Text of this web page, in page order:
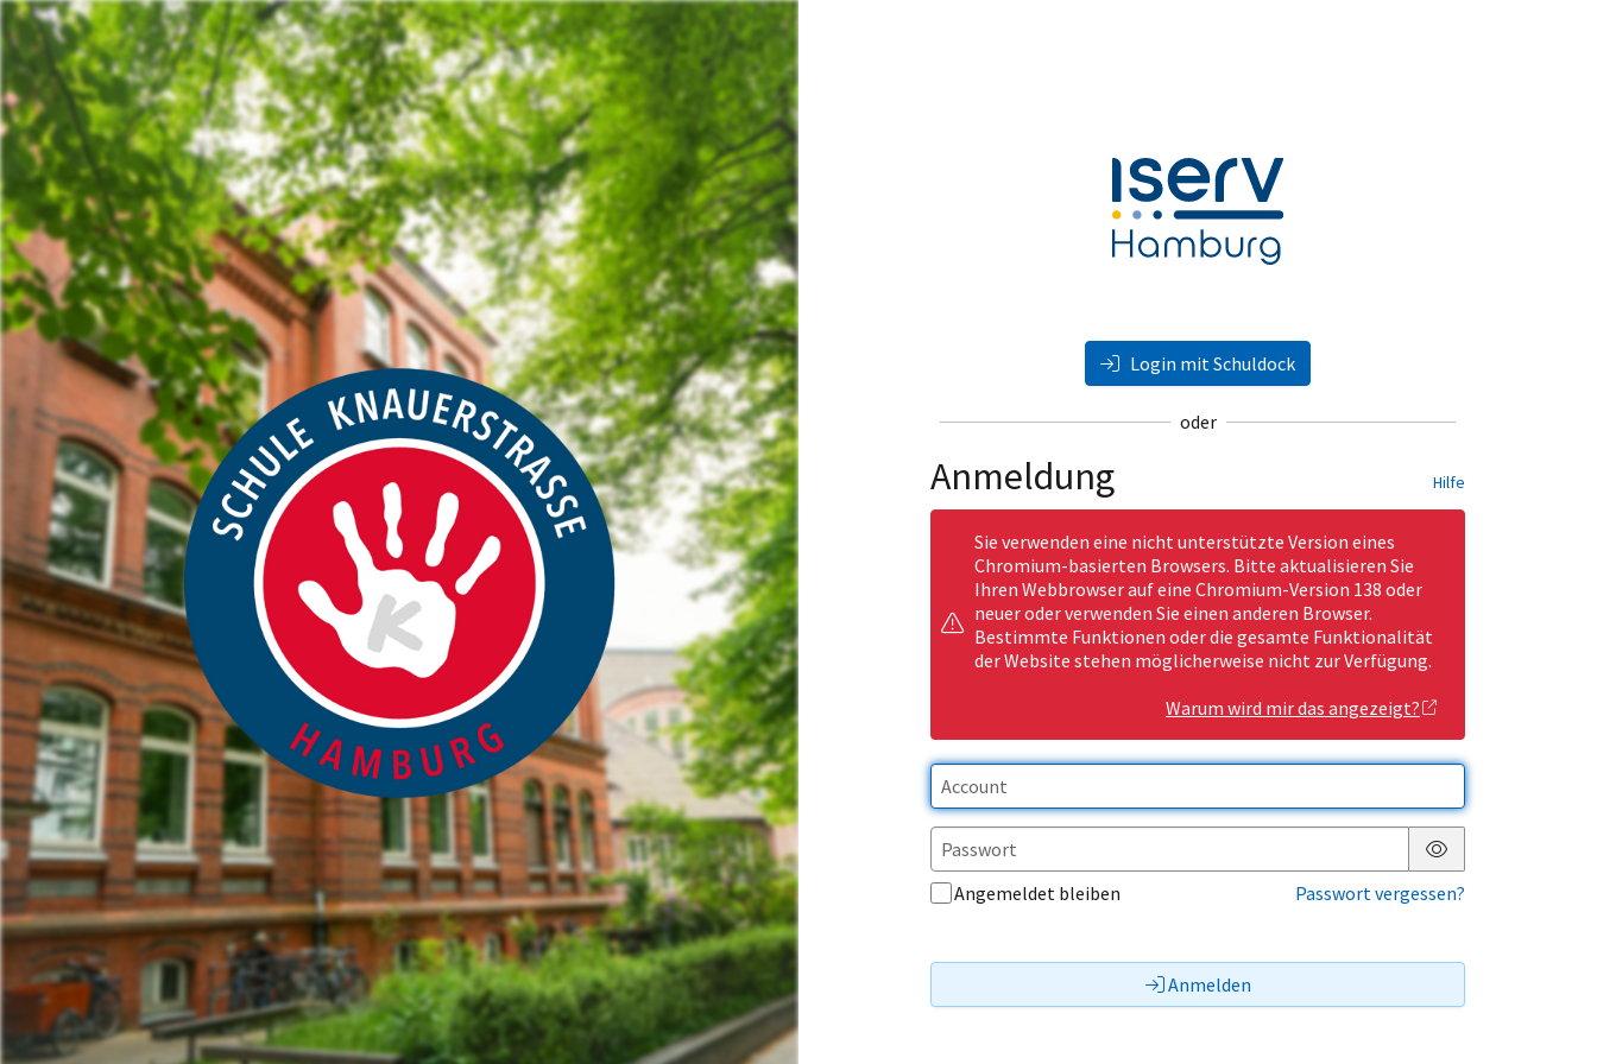
Login mit Schuldock
oder
Anmeldung Hilfe
Sie verwenden eine nicht unterstützte Version eines
Chromium-basierten Browsers. Bitte aktualisieren Sie
Ihren Webbrowser auf eine Chromium-Version 138 oder
neuer oder verwenden Sie einen anderen Browser.
Bestimmte Funktionen oder die gesamte Funktionalität
der Website stehen möglicherweise nicht zur Verfügung.
Warum wird mir das angezeigt?
Passwort anzeigen
Angemeldet bleiben
Passwort vergessen?
Anmelden